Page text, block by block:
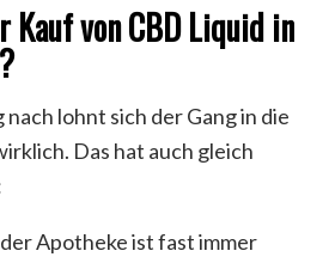
Kauf von CBD Liquid in
lohnt sich der Gang in die
Das hat auch gleich
Apotheke ist fast immer